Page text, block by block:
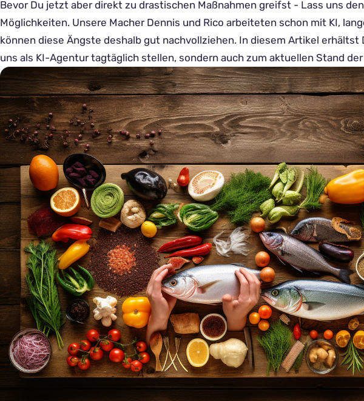
Bevor Du jetzt aber direkt zu drastischen Maßnahmen greifst - Lass uns den
Möglichkeiten. Unsere Macher Dennis und Rico arbeiteten schon mit KI,
können diese Ängste deshalb gut nachvollziehen. In diesem Artikel
uns als KI-Agentur tagtäglich stellen, sondern auch zum aktuellen Stand